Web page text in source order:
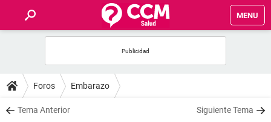
MENU
FOROS
SALUD
Foros Embarazo
Tema Anterior Siguiente Tema